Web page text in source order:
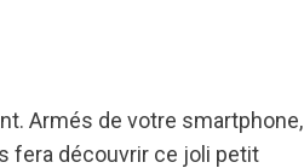
Armés de votre smartphone,
fera découvrir ce joli petit